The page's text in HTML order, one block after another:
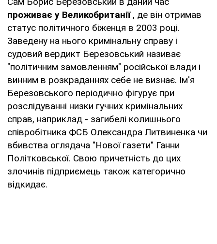
проживає у Великобританії, де він отримав
статус політичного біженця в 2003 році.
Заведену на нього кримінальну справу і
судовий вердикт Березовський називає
"політичним замовленням" російської влади і
винним в розкраданнях себе не визнає. Ім'я
Березовського періодично фігурує при
розслідуванні низки гучних кримінальних
справ, наприклад - загибелі колишнього
співробітника ФСБ Олександра Литвиненка чи
вбивства оглядача "Нової газети" Ганни
Політковської. Свою причетність до цих
злочинів підприємець також категорично
відкидає.